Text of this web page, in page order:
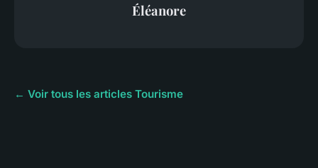
Éléanore
← Voir tous les articles Tourisme